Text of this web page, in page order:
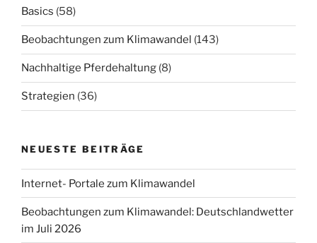
Basics (58)
Beobachtungen zum Klimawandel (143)
Nachhaltige Pferdehaltung (8)
Strategien (36)
NEUESTE BEITRÄGE
Internet- Portale zum Klimawandel
Beobachtungen zum Klimawandel: Deutschlandwetter
im Juli 2026